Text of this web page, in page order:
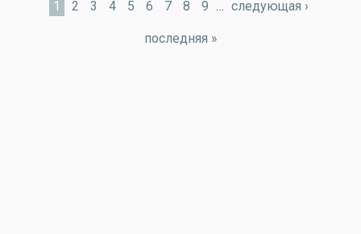
1 2 3 4 5 6 7 8 9 … следующая ›
последняя »